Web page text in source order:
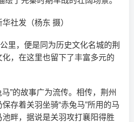
社发（杨东 摄）
里，便是同为历史文化名城的荆
，在这里也留下了丰富多元的
马”的故事广为流传。相传，荆州
存着关羽坐骑“赤兔马”所用的马
畔，据说是关羽攻打襄阳得胜